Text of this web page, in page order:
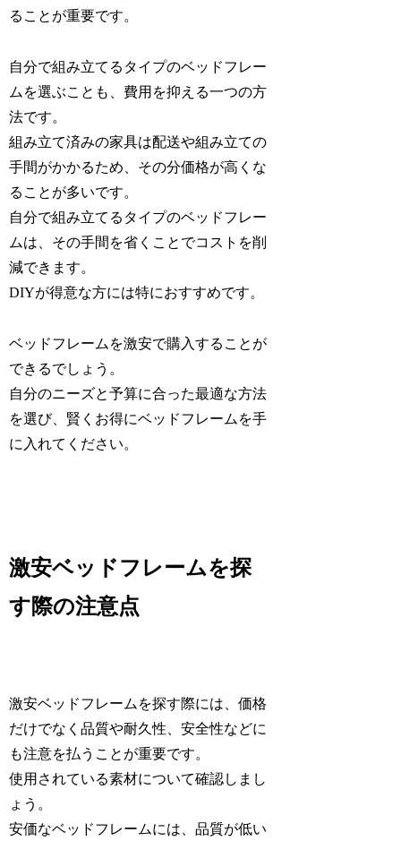
ることが重要です。
自分で組み立てるタイプのベッドフレー
ムを選ぶことも、費用を抑える一つの方
法です。
組み立て済みの家具は配送や組み立ての
手間がかかるため、その分価格が高くな
ることが多いです。
自分で組み立てるタイプのベッドフレー
ムは、その手間を省くことでコストを削
減できます。
DIYが得意な方には特におすすめです。
ベッドフレームを激安で購入することが
できるでしょう。
自分のニーズと予算に合った最適な方法
を選び、賢くお得にベッドフレームを手
に入れてください。
激安ベッドフレームを探
す際の注意点
激安ベッドフレームを探す際には、価格
だけでなく品質や耐久性、安全性などに
も注意を払うことが重要です。
使用されている素材について確認しまし
ょう。
安価なベッドフレームには、品質が低い